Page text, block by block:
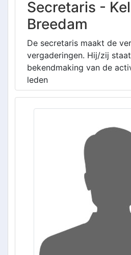
Secretaris -
Breedam
De secretaris maakt de
vergaderingen. Hij/zij
bekendmaking van de
leden